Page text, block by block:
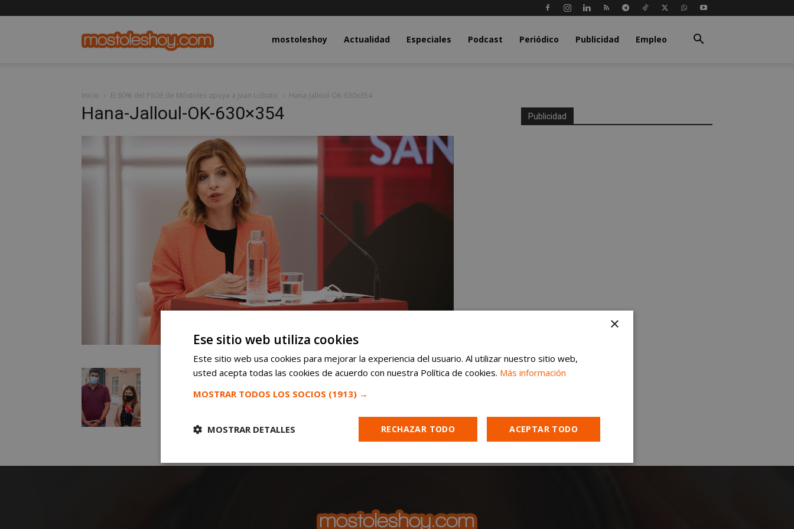
mostoleshoy.commostoleshoy Actualidad Especiales Podcast Periódico Publicidad Empleo
Inicio El 60% del PSOE de Móstoles apoya a Juan Lobato Hana-Jalloul-OK-630x354
Hana-Jalloul-OK-630×354 Publicidad
×
Ese sitio web utiliza cookies
Este sitio web usa cookies para mejorar la experiencia del usuario. Al utilizar nuestro sitio web,
usted acepta todas las cookies de acuerdo con nuestra Política de cookies. Más información
MOSTRAR TODOS LOS SOCIOS (1913) →
ACEPTAR TODO
RECHAZAR TODO
MOSTRAR DETALLES
Cookies
Cookies de
Cookies de
Cookies de
Cookies no